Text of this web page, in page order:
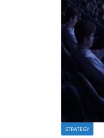
STRATEGY